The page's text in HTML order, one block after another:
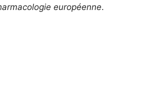
européenne.